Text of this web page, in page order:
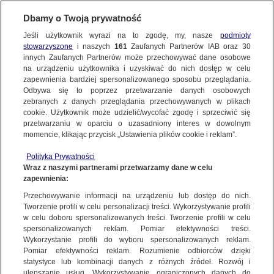
KONTAKT24
Wyślij Materiał
WYŚLIJ MATERIAŁ
NAJNOWSZE
GORĄCE TEMATY
WIĘCEJ
KANAŁY
Dzień dobry!
Jedno konto do wszystkich usług
NAJNOWSZE
Pożar hali produkcyjnej. "Gryzący dym"
Dbamy o Twoją prywatność
Jeśli użytkownik wyrazi na to zgodę, my, nasze podmioty
stowarzyszone i naszych 161Zaufanych Partnerów IAB oraz 30
innych Zaufanych Partnerów może przechowywać dane osobowe
na urządzeniu użytkownika i uzyskiwać do nich dostęp w celu
zapewnienia bardziej spersonalizowanego sposobu przeglądania.
Odbywa się to poprzez przetwarzanie danych osobowych
zebranych z danych przeglądania przechowywanych w plikach
cookie. Użytkownik może udzielić/wycofać zgodę i sprzeciwić się
przetwarzaniu w oparciu o uzasadniony interes w dowolnym
momencie, klikając przycisk „Ustawienia plików cookie i reklam”.
Polityka Prywatności
Wraz z naszymi partnerami przetwarzamy dane w celu
zapewnienia:
Przechowywanie informacji na urządzeniu lub dostęp do nich.
Tworzenie profili w celu personalizacji treści. Wykorzystywanie profili
w celu doboru spersonalizowanych treści. Tworzenie profili w celu
spersonalizowanych reklam. Pomiar efektywności treści.
Wykorzystanie profili do wyboru spersonalizowanych reklam.
Pomiar efektywności reklam. Rozumienie odbiorców dzięki
statystyce lub kombinacji danych z różnych źródeł. Rozwój i